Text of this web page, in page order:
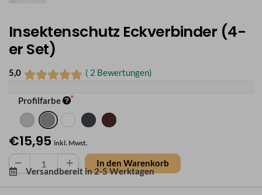
Insektenschutz Eckverbinder (4-
er Set)
5,0 ( 2 Bewertungen)
Profilfarbe
€15,95 inkl. Mwst.
Insektenschutz
Eckverbinder
(4-
In den Warenkorb
Versandbereit in2-5 Werktagen